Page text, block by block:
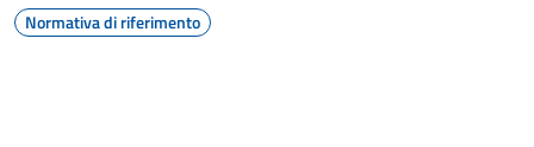
Normativa di riferimento